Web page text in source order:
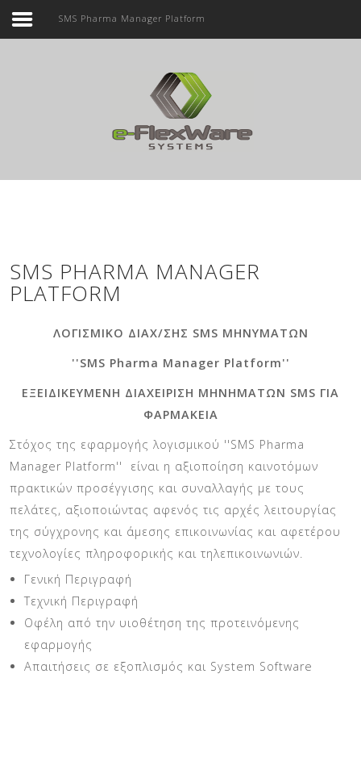
SMS Pharma Manager Platform
SMS PHARMA MANAGER
PLATFORM
ΛΟΓΙΣΜΙΚΟ ΔΙΑΧ/ΣΗΣ SMS ΜΗΝΥΜΑΤΩΝ
''SMS Pharma Manager Platform''
ΕΞΕΙΔΙΚΕΥΜΕΝH ΔΙΑΧΕΙΡΙΣΗ ΜΗΝΗΜΑΤΩΝ SMS ΓΙΑ
ΦΑΡΜΑΚΕΙΑ
Στόχος της εφαρμογής λογισμικού ''SMS Pharma
Manager Platform'' είναι η αξιοποίηση καινοτόμων
πρακτικών προσέγγισης και συναλλαγής με τους
πελάτες, αξιοποιώντας αφενός τις αρχές λειτουργίας
της σύγχρονης και άμεσης επικοινωνίας και αφετέρου
τεχνολογίες πληροφορικής και τηλεπικοινωνιών.
Γενική Περιγραφή
Τεχνική Περιγραφή
Οφέλη από την υιοθέτηση της προτεινόμενης
εφαρμογής
Απαιτήσεις σε εξοπλισμός και System Software